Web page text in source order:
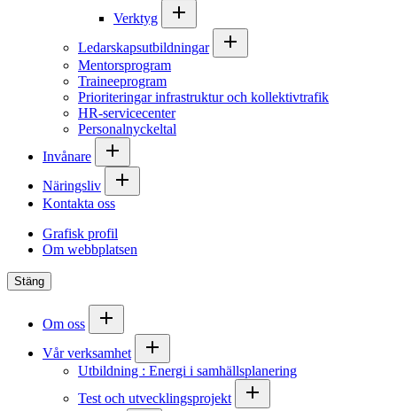
Verktyg
Ledarskapsutbildningar
Mentorsprogram
Traineeprogram
Prioriteringar infrastruktur och kollektivtrafik
HR-servicecenter
Personalnyckeltal
Invånare
Näringsliv
Kontakta oss
Grafisk profil
Om webbplatsen
Stäng
Om oss
Vår verksamhet
Utbildning : Energi i samhällsplanering
Test och utvecklingsprojekt